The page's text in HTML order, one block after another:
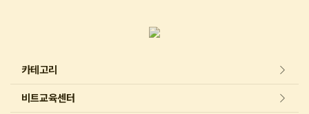
카테고리
비트교육센터